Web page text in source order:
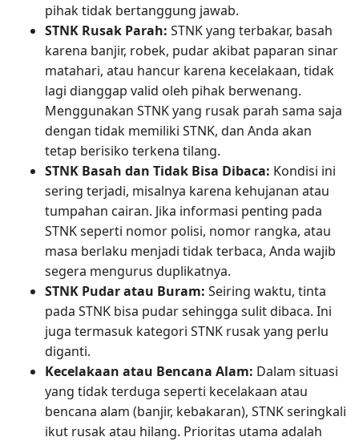
pihak tidak bertanggung jawab.
STNK Rusak Parah: STNK yang terbakar, basah
karena banjir, robek, pudar akibat paparan sinar
matahari, atau hancur karena kecelakaan, tidak
lagi dianggap valid oleh pihak berwenang.
Menggunakan STNK yang rusak parah sama saja
dengan tidak memiliki STNK, dan Anda akan
tetap berisiko terkena tilang.
STNK Basah dan Tidak Bisa Dibaca: Kondisi ini
sering terjadi, misalnya karena kehujanan atau
tumpahan cairan. Jika informasi penting pada
STNK seperti nomor polisi, nomor rangka, atau
masa berlaku menjadi tidak terbaca, Anda wajib
segera mengurus duplikatnya.
STNK Pudar atau Buram: Seiring waktu, tinta
pada STNK bisa pudar sehingga sulit dibaca. Ini
juga termasuk kategori STNK rusak yang perlu
diganti.
Kecelakaan atau Bencana Alam: Dalam situasi
yang tidak terduga seperti kecelakaan atau
bencana alam (banjir, kebakaran), STNK seringkali
ikut rusak atau hilang. Prioritas utama adalah